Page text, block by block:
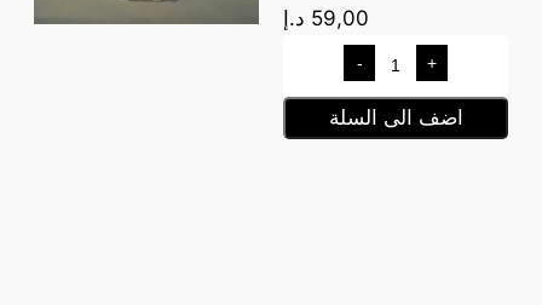
59,00 د.إ
- +
اضف الى السلة